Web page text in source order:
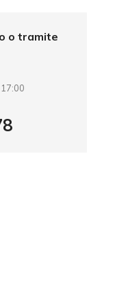
o tramite